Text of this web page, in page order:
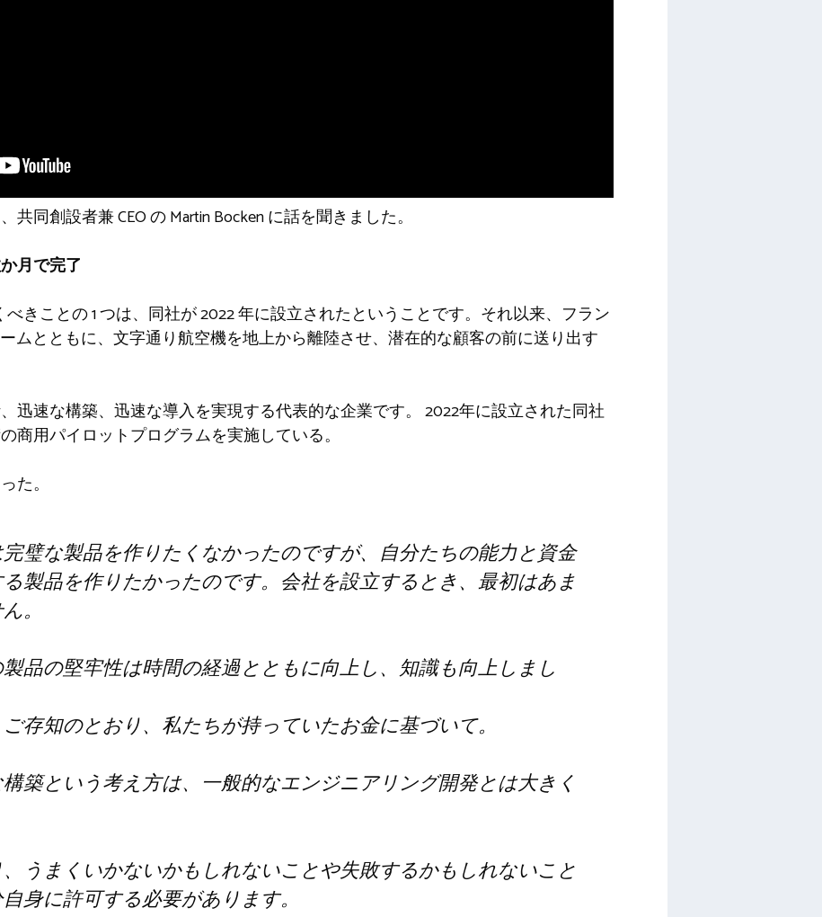
同創設者兼 CEO の Martin Bocken に話を聞きました。
月で完了
きことの 1 つは、同社が 2022 年に設立されたということです。それ以来、フラン
ムとともに、文字通り航空機を地上から離陸させ、潜在的な顧客の前に送り出す
迅速な構築、迅速な導入を実現する代表的な企業です。 2022年に設立された同社
商用パイロットプログラムを実施している。
た。
完璧な製品を作りたくなかったのですが、自分たちの能力と資金
製品を作りたかったのです。会社を設立するとき、最初はあま
。
品の堅牢性は時間の経過とともに向上し、知識も向上しまし
存知のとおり、私たちが持っていたお金に基づいて。
築という考え方は、一般的なエンジニアリング開発とは大きく
うまくいかないかもしれないことや失敗するかもしれないこと
身に許可する必要があります。